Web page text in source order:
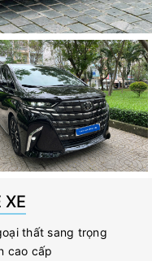
thất sang trọng
cao cấp